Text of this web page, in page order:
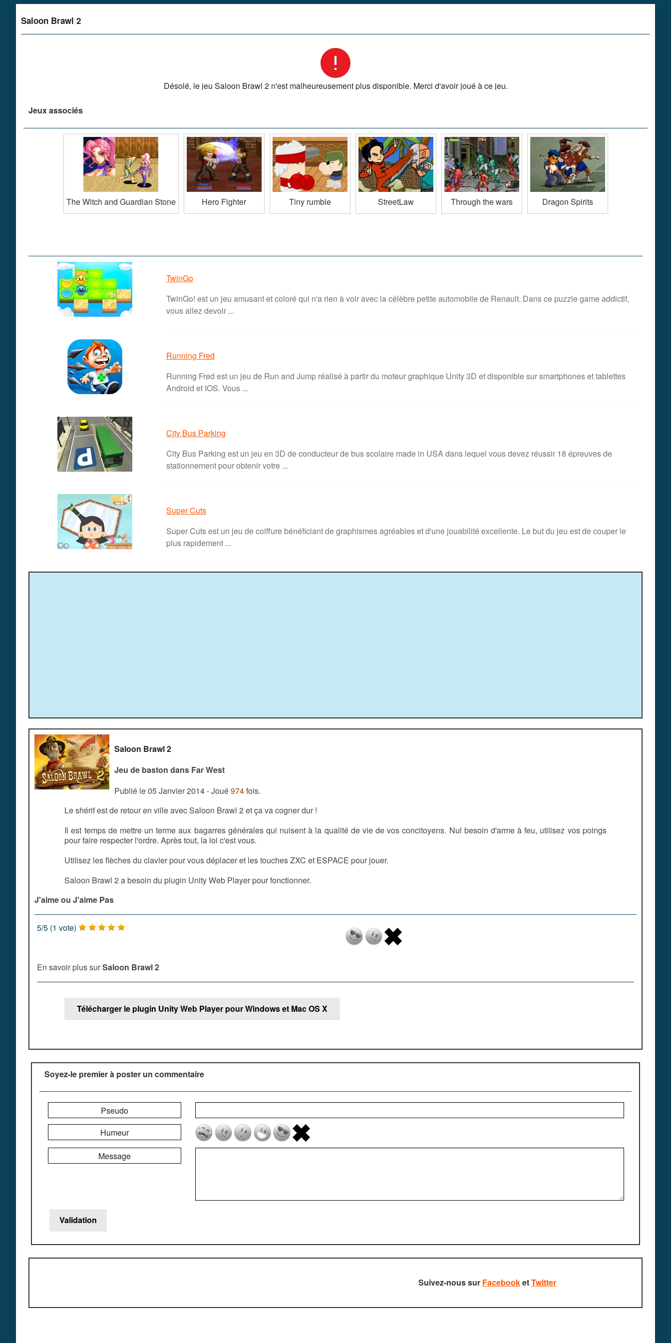
Saloon Brawl 2
Désolé, le jeu Saloon Brawl 2 n'est malheureusement plus disponible. Merci d'avoir joué à ce jeu.
Jeux associés
The Witch and Guardian Stone Hero Fighter Tiny rumble StreetLaw Through the wars Dragon Spirits
TwinGo
TwinGo! est un jeu amusant et coloré qui n'a rien à voir avec la célèbre petite automobile de Renault. Dans ce puzzle game addictif,
vous allez devoir ...
Running Fred
Running Fred est un jeu de Run and Jump réalisé à partir du moteur graphique Unity 3D et disponible sur smartphones et tablettes
Android et IOS. Vous ...
City Bus Parking
City Bus Parking est un jeu en 3D de conducteur de bus scolaire made in USA dans lequel vous devez réussir 18 épreuves de
stationnement pour obtenir votre ...
Super Cuts
Super Cuts est un jeu de coiffure bénéficiant de graphismes agréables et d'une jouabilité excellente. Le but du jeu est de couper le
plus rapidement ...
Saloon Brawl 2
Jeu de baston dans Far West
Publié le 05 Janvier 2014 - Joué974fois.
Le shérif est de retour en ville avec Saloon Brawl 2 et ça va cogner dur !
Il est temps de mettre un terme aux bagarres générales qui nuisent à la qualité de vie de vos concitoyens. Nul besoin d'arme à feu, utilisez vos poings
pour faire respecter l'ordre. Après tout, la loi c'est vous.
Utilisez les flèches du clavier pour vous déplacer et les touches ZXC et ESPACE pour jouer.
Saloon Brawl 2 a besoin du plugin Unity Web Player pour fonctionner.
J'aime ou J'aime Pas
5/5 (1 vote)
En savoir plus surSaloon Brawl 2
Télécharger le plugin Unity Web Player pour Windows et Mac OS X
Soyez-le premier à poster un commentaire
Pseudo
Humeur
Message
Suivez-nous sur FacebooketTwitter